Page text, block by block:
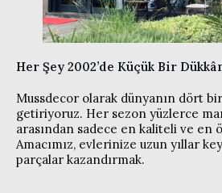
Her Şey 2002’de Küçük Bir
Mussdecor olarak dünyanın dört
getiriyoruz. Her sezon yüzlerce
arasından sadece en kaliteli ve en
Amacımız, evlerinize uzun yıllar
parçalar kazandırmak.